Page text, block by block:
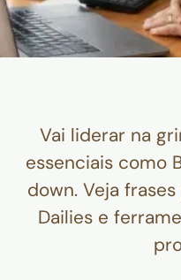
Vai liderar na
essenciais como
down. Veja
Dailies e